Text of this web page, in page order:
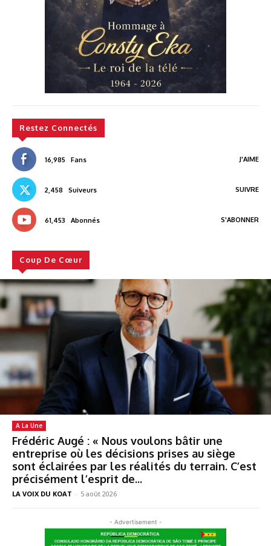
Restez Connectés
16,985 Fans J'AIME
2,458 Suiveurs SUIVRE
61,453 Abonnés S'ABONNER
Coup De Cœur
A La Une
Frédéric Augé : « Nous voulons bâtir une
entreprise où les décisions prises au siège
sont éclairées par les réalités du terrain. C’est
précisément l’esprit de...
LA VOIX DU KOAT - 5 août 2026
- Advertisement -